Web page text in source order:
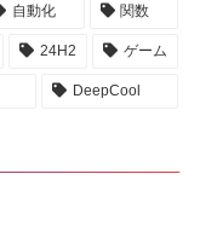
自動化 関数
24H2 ゲーム
DeepCool